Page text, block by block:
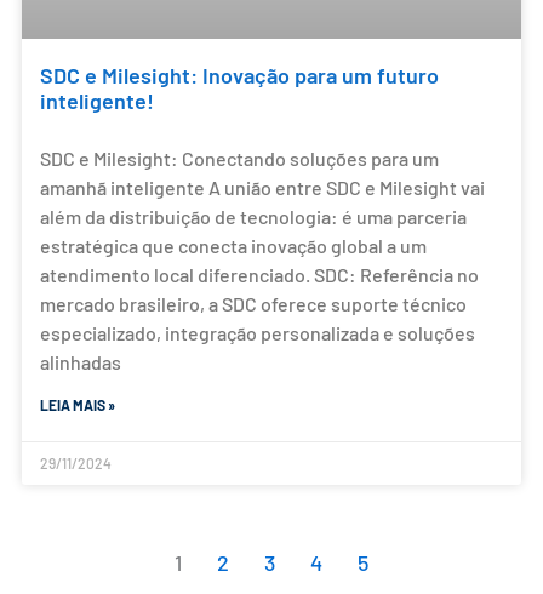
SDC e Milesight: Inovação para um futuro
inteligente!
SDC e Milesight: Conectando soluções para um
amanhã inteligente A união entre SDC e Milesight vai
além da distribuição de tecnologia: é uma parceria
estratégica que conecta inovação global a um
atendimento local diferenciado. SDC: Referência no
mercado brasileiro, a SDC oferece suporte técnico
especializado, integração personalizada e soluções
alinhadas
LEIA MAIS »
29/11/2024
1 2 3 4 5